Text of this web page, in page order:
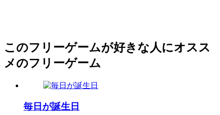
このフリーゲームが好きな人にオスス
メのフリーゲーム
毎日が誕生日